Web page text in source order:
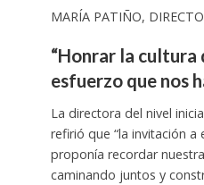
MARÍA PATIÑO,
“Honrar la cultura
esfuerzo que nos
La directora del nivel
refirió que “la invitación a
proponía recordar
caminando juntos y